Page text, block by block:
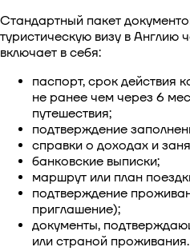
Стандартный пакет
туристическую визу в Англию
включает в себя:
паспорт, срок действия
не ранее чем через 6
путешествия;
подтверждение
справки о доходах и
банковские выписки;
маршрут или план
подтверждение
приглашение);
документы,
или страной проживания.